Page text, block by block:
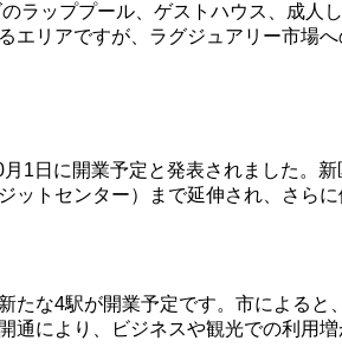
ッププール、ゲストハウス、成人
リアですが、ラグジュアリー市場
1日に開業予定と発表されました。
トセンター）まで延伸され、さらに
な4駅が開業予定です。市によると
により、ビジネスや観光での利用増